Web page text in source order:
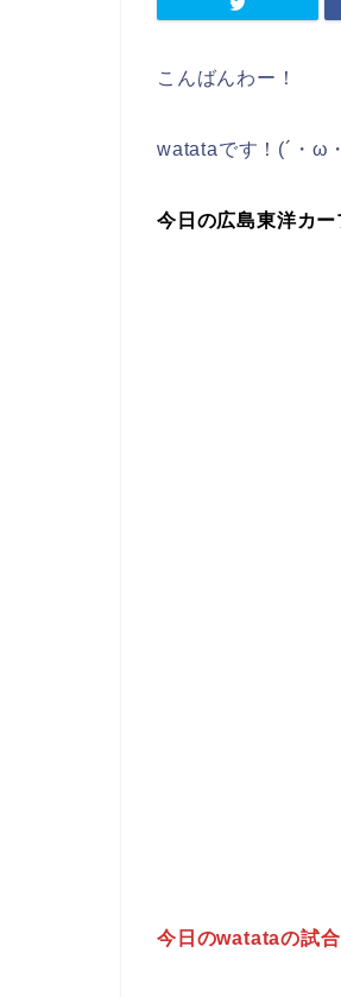
こんばんわー！
watataです！(´・ω
今日の広島東洋カ
今日のwatataの試